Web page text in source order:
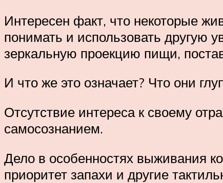
Интересен факт, что некоторые
понимать и использовать другую
зеркальную проекцию пищи,
И что же это означает? Что они
Отсутствие интереса к своему
самосознанием.
Дело в особенностях выживания
приоритет запахи и другие